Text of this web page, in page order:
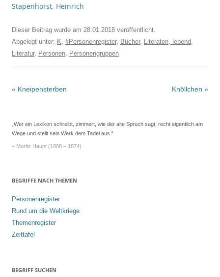
Stapenhorst, Heinrich
Dieser Beitrag wurde am 28.01.2018 veröffentlicht.
Abgelegt unter: K #Personenregister, Bücher, Literaten, lebend
Literatur, Personen Personengruppen
Beitrags-
« Kneipensterben Knöllchen »
„Wer ein Lexikon schreibt, zimmert, wie der alte Spruch sagt, recht eigentlich am
Wege und stellt sein Werk dem Tadel aus.“
– Moritz Haupt (1808 – 1874)
BEGRIFFE NACH THEMEN
Personenregister
Rund um die Weltkriege
Themenregister
Zeittafel
BEGRIFF SUCHEN